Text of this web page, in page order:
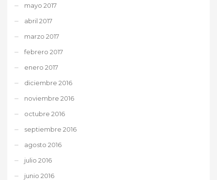
mayo 2017
abril 2017
marzo 2017
febrero 2017
enero 2017
diciembre 2016
noviembre 2016
octubre 2016
septiembre 2016
agosto 2016
julio 2016
junio 2016